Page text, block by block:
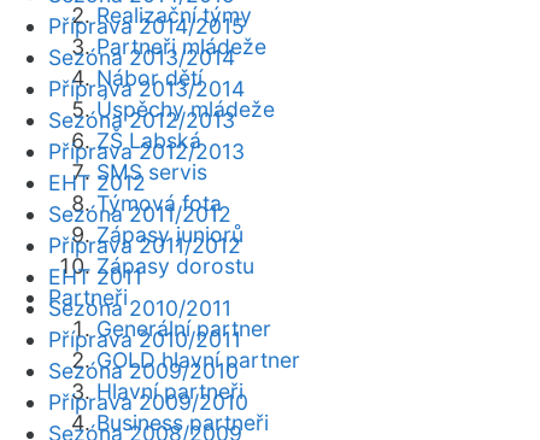
Realizační týmy
Partneři mládeže
Nábor dětí
Úspěchy mládeže
ZŠ Labská
SMS servis
Týmová fota
Zápasy juniorů
Zápasy dorostu
Partneři
Generální partner
GOLD hlavní partner
Hlavní partneři
Business partneři
Příprava 2014/2015
Sezóna 2013/2014
Příprava 2013/2014
Sezóna 2012/2013
Příprava 2012/2013
EHT 2012
Sezóna 2011/2012
Příprava 2011/2012
EHT 2011
Sezóna 2010/2011
Příprava 2010/2011
Sezóna 2009/2010
Příprava 2009/2010
Sezóna 2008/2009